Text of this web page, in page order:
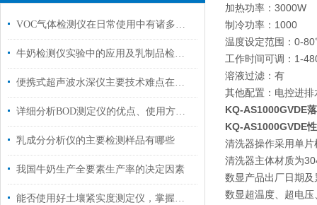
VOC气体检测仪在日常使用中有诸多特点
牛奶检测仪实验中的应用及乳制品检测仪相关实验方法
便携式超声波水深仪主要技术难点在以下几点
详细分析BOD测定仪的优点、使用方法以及操作
乳成分分析仪的主要检测样品有哪些
我国牛奶生产全要素生产率的决定因素
能否使用好土壤紧实度测定仪，掌握其功能是关键
加热功率：3000W
制冷功率：1000
温度设定范围：0-
工作时间可调：1-
溶液过滤：有
其他配置：电控进
KQ-AS1000GVDE
KQ-AS1000GVDE
清洗器操作采用单片
清洗器主体材质为
数显产品出厂日期
数显超温度、超电